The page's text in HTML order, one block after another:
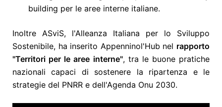
building per le aree interne italiane.
Inoltre ASviS, l'Alleanza Italiana per lo Sviluppo
Sostenibile, ha inserito Appenninol'Hub nel rapporto
"Territori per le aree interne", tra le buone pratiche
nazionali capaci di sostenere la ripartenza e le
strategie del PNRR e dell'Agenda Onu 2030.